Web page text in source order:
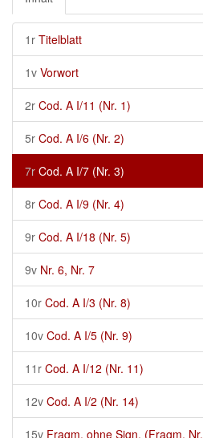
1r Titelblatt
1v Vorwort
2r Cod. A I/11 (Nr. 1)
5r Cod. A I/6 (Nr. 2)
7r Cod. A I/7 (Nr. 3)
8r Cod. A I/9 (Nr. 4)
9r Cod. A I/18 (Nr. 5)
9v Nr. 6, Nr. 7
10r Cod. A I/3 (Nr. 8)
10v Cod. A I/5 (Nr. 9)
11r Cod. A I/12 (Nr. 11)
12v Cod. A I/2 (Nr. 14)
15v Fragm. ohne Sign. (Fragm. Nr.